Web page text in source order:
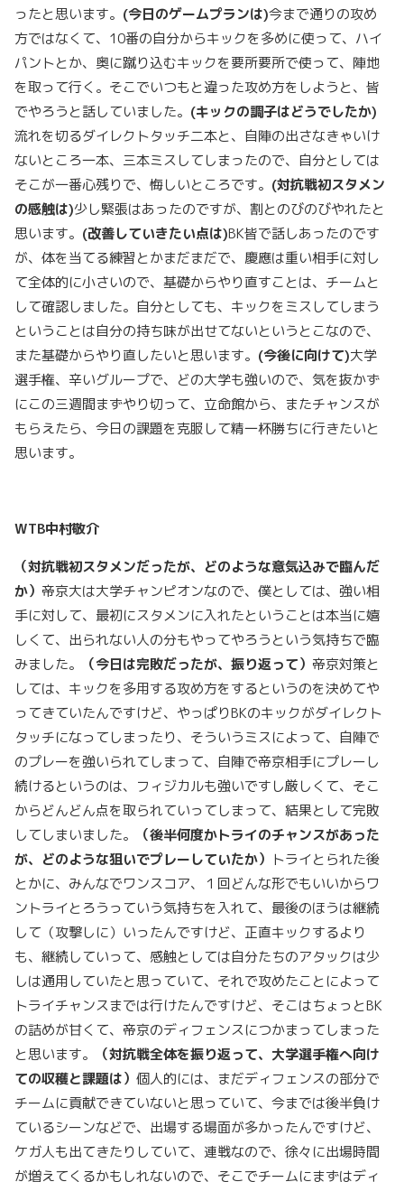
ったと思います。 (今日のゲームプランは)今まで通りの攻め
方ではなくて、10番の自分からキックを多めに使って、ハイ
パントとか、奥に蹴り込むキックを要所要所で使って、陣地
を取って行く。そこでいつもと違った攻め方をしようと、皆
でやろうと話していました。 (キックの調子はどうでしたか)
流れを切るダイレクトタッチ二本と、自陣の出さなきゃいけ
ないところ一本、三本ミスしてしまったので、自分としては
そこが一番心残りで、悔しいところです。 (対抗戦初スタメン
の感触は)少し緊張はあったのですが、割とのびのびやれたと
思います。 (改善していきたい点は)BK皆で話しあったのです
が、体を当てる練習とかまだまだで、慶應は重い相手に対し
て全体的に小さいので、基礎からやり直すことは、チームと
して確認しました。自分としても、キックをミスしてしまう
ということは自分の持ち味が出せてないというとこなので、
また基礎からやり直したいと思います。 (今後に向けて)大学
選手権、辛いグループで、どの大学も強いので、気を抜かず
にこの三週間まずやり切って、立命館から、またチャンスが
もらえたら、今日の課題を克服して精一杯勝ちに行きたいと
思います。
WTB中村敬介
（対抗戦初スタメンだったが、どのような意気込みで臨んだ
か） 帝京大は大学チャンピオンなので、僕としては、強い相
手に対して、最初にスタメンに入れたということは本当に嬉
しくて、出られない人の分もやってやろうという気持ちで臨
みました。
（今日は完敗だったが、振り返って） 帝京対策と
しては、キックを多用する攻め方をするというのを決めてや
ってきていたんですけど、やっぱりBKのキックがダイレクト
タッチになってしまったり、そういうミスによって、自陣で
のプレーを強いられてしまって、自陣で帝京相手にプレーし
続けるというのは、フィジカルも強いですし厳しくて、そこ
からどんどん点を取られていってしまって、結果として完敗
してしまいました。
（後半何度かトライのチャンスがあった
が、どのような狙いでプレーしていたか） トライとられた後
とかに、みんなでワンスコア、１回どんな形でもいいからワ
ントライとろうっていう気持ちを入れて、最後のほうは継続
して（攻撃しに）いったんですけど、正直キックするより
も、継続していって、感触としては自分たちのアタックは少
しは通用していたと思っていて、それで攻めたことによって
トライチャンスまでは行けたんですけど、そこはちょっとBK
の詰めが甘くて、帝京のディフェンスにつかまってしまった
と思います。
（対抗戦全体を振り返って、大学選手権へ向け
ての収穫と課題は） 個人的には、まだディフェンスの部分で
チームに貢献できていないと思っていて、今までは後半負け
ているシーンなどで、出場する場面が多かったんですけど、
ケガ人も出てきたりしていて、連戦なので、徐々に出場時間
が増えてくるかもしれないので、そこでチームにまずはディ